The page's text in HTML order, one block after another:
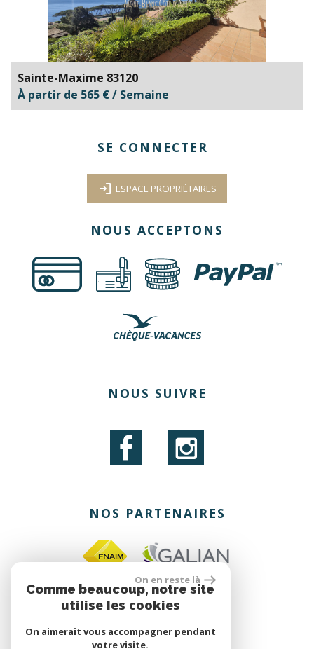
Sainte-Maxime 83120
À partir de 565 € / Semaine
SE CONNECTER
ESPACE PROPRIÉTAIRES
NOUS ACCEPTONS
NOUS SUIVRE
NOS PARTENAIRES
On en reste là
Comme beaucoup, notre site
utilise les cookies
On aimerait vous accompagner pendant
votre visite.